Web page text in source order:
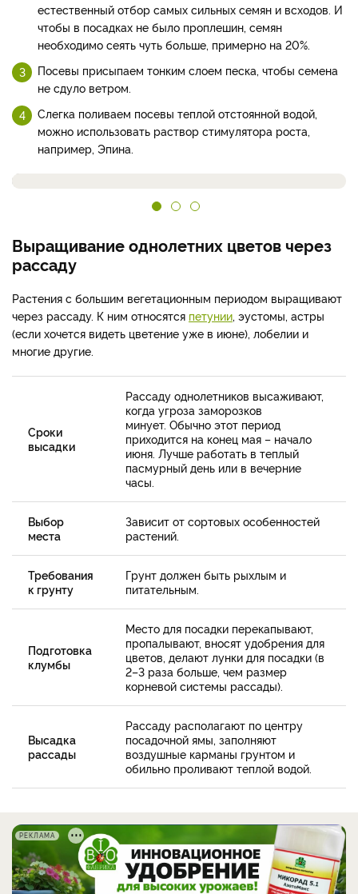
естественный отбор самых сильных семян и всходов. И
чтобы в посадках не было проплешин, семян
необходимо сеять чуть больше, примерно на 20%.
Посевы присыпаем тонким слоем песка, чтобы семена
не сдуло ветром.
Слегка поливаем посевы теплой отстоянной водой,
можно использовать раствор стимулятора роста,
например, Эпина.
Выращивание однолетних цветов через
рассаду
Растения с большим вегетационным периодом выращивают
через рассаду. К ним относятся петунии, эустомы, астры
(если хочется видеть цветение уже в июне), лобелии и
многие другие.
Сроки
высадки
Рассаду однолетников высаживают,
когда угроза заморозков
минует. Обычно этот период
приходится на конец мая – начало
июня. Лучше работать в теплый
пасмурный день или в вечерние
часы.
Выбор
места
Зависит от сортовых особенностей
растений.
Требования
к грунту
Грунт должен быть рыхлым и
питательным.
Подготовка
клумбы
Место для посадки перекапывают,
пропалывают, вносят удобрения для
цветов, делают лунки для посадки (в
2–3 раза больше, чем размер
корневой системы рассады).
Высадка
рассады
Рассаду располагают по центру
посадочной ямы, заполняют
воздушные карманы грунтом и
обильно проливают теплой водой.
РЕКЛАМА